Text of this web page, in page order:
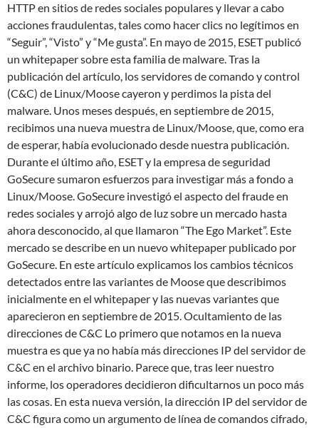
HTTP en sitios de redes sociales populares y llevar a cabo
acciones fraudulentas, tales como hacer clics no legítimos en
“Seguir”, “Visto” y “Me gusta”. En mayo de 2015, ESET publicó
un whitepaper sobre esta familia de malware. Tras la
publicación del artículo, los servidores de comando y control
(C&C) de Linux/Moose cayeron y perdimos la pista del
malware. Unos meses después, en septiembre de 2015,
recibimos una nueva muestra de Linux/Moose, que, como era
de esperar, había evolucionado desde nuestra publicación.
Durante el último año, ESET y la empresa de seguridad
GoSecure sumaron esfuerzos para investigar más a fondo a
Linux/Moose. GoSecure investigó el aspecto del fraude en
redes sociales y arrojó algo de luz sobre un mercado hasta
ahora desconocido, al que llamaron “The Ego Market”. Este
mercado se describe en un nuevo whitepaper publicado por
GoSecure. En este artículo explicamos los cambios técnicos
detectados entre las variantes de Moose que describimos
inicialmente en el whitepaper y las nuevas variantes que
aparecieron en septiembre de 2015. Ocultamiento de las
direcciones de C&C Lo primero que notamos en la nueva
muestra es que ya no había más direcciones IP del servidor de
C&C en el archivo binario. Parece que, tras leer nuestro
informe, los operadores decidieron dificultarnos un poco más
las cosas. En esta nueva versión, la dirección IP del servidor de
C&C figura como un argumento de línea de comandos cifrado,